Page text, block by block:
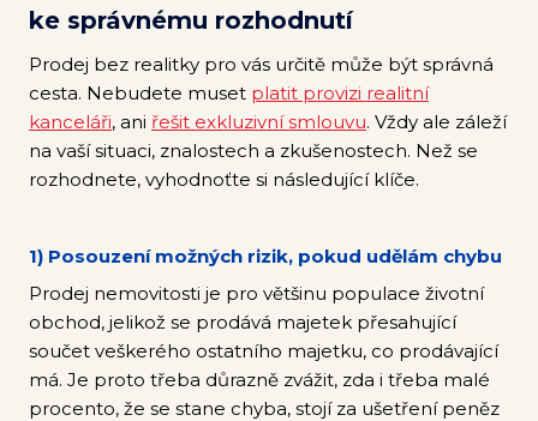
ke správnému rozhodnutí
Prodej bez realitky pro vás určitě může být správná
cesta. Nebudete muset platit provizi realitní
kanceláři, ani řešit exkluzivní smlouvu. Vždy ale záleží
na vaší situaci, znalostech a zkušenostech. Než se
rozhodnete, vyhodnoťte si následující klíče.
1) Posouzení možných rizik, pokud udělám chybu
Prodej nemovitosti je pro většinu populace životní
obchod, jelikož se prodává majetek přesahující
součet veškerého ostatního majetku, co prodávající
má. Je proto třeba důrazně zvážit, zda i třeba malé
procento, že se stane chyba, stojí za ušetření peněz